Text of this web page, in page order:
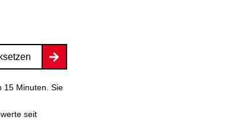
15 Minuten. Sie
seit